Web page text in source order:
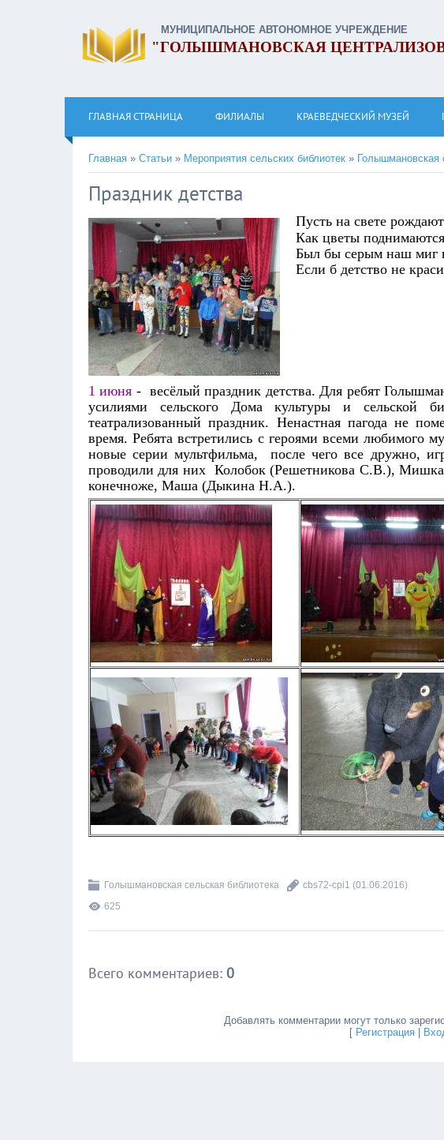
МУНИЦИПАЛЬНОЕ АВТОНОМНОЕ УЧРЕЖДЕНИЕ
"ГОЛЫШМАНОВСКАЯ
ГЛАВНАЯ СТРАНИЦА ФИЛИАЛЫ КРАЕВЕДЧЕСКИЙ МУЗЕЙ
Главная » Статьи » Мероприятия сельских библиотек » Голышмановская
Праздник детства
Пусть на свете
Как цветы
Был бы серым наш миг
Если б детство не
1 июня - весёлый праздник детства. Для ребят
усилиями сельского Дома культуры и сельской
театрализованный праздник. Ненастная пагода не
время. Ребята встретились с героями всеми любимого
новые серии мультфильма, после чего все дружно,
проводили для них Колобок (Решетникова С.В.),
конечноже, Маша (Дыкина Н.А.).
Голышмановская сельская библиотека cbs72-cpi1 (01.06.2016)
625
Всего комментариев: 0
Добавлять комментарии могут только
[ Регистрация